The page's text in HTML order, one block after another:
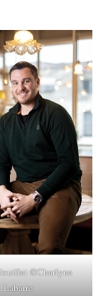
©Charlyne
Labarre